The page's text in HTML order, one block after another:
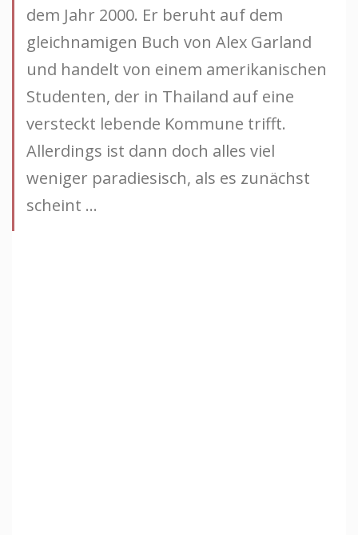
dem Jahr 2000. Er beruht auf dem
gleichnamigen Buch von Alex Garland
und handelt von einem amerikanischen
Studenten, der in Thailand auf eine
versteckt lebende Kommune trifft.
Allerdings ist dann doch alles viel
weniger paradiesisch, als es zunächst
scheint …